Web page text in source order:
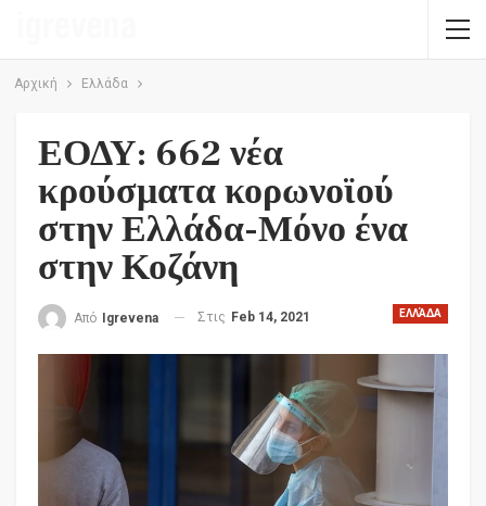
Αρχική Ελλάδα
ΕΟΔΥ: 662 νέα
κρούσματα κορωνοϊού
στην Ελλάδα-Μόνο ένα
στην Κοζάνη
ΕΛΛΆΔΑ
Από Igrevena Στις Feb 14, 2021